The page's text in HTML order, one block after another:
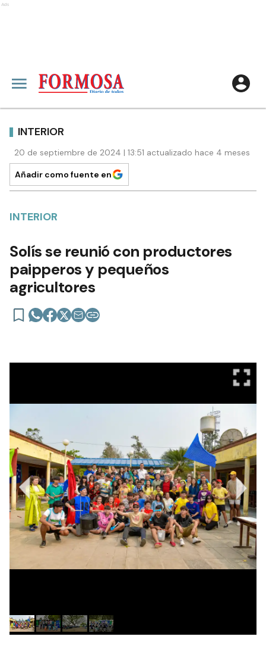
Ads
INTERIOR
20 de septiembre de 2024 | 13:51 actualizado hace 4 meses
Añadir como fuente en
INTERIOR
Solís se reunió con productores
paipperos y pequeños
agricultores